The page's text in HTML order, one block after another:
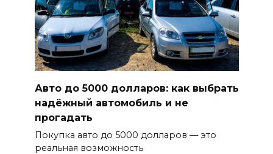
Авто до 5000 долларов: как выбрать
надёжный автомобиль и не
прогадать
Покупка авто до 5000 долларов — это
реальная возможность